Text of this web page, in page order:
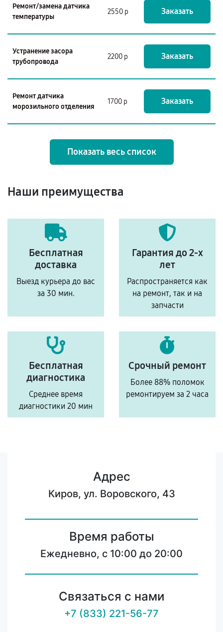
Ремонт/замена датчика
температуры
2550 р Заказать
Устранение засора
трубопровода
2200 р Заказать
Ремонт датчика
морозильного отделения
1700 р Заказать
Показать весь список
Наши преимущества
Бесплатная
доставка
Выезд курьера до вас
за 30 мин.
Гарантия до 2-х
лет
Распространяется как
на ремонт, так и на
запчасти
Бесплатная
диагностика
Среднее время
диагностики 20 мин
Срочный ремонт
Более 88% поломок
ремонтируем за 2 часа
Адрес
Киров, ул. Воровского, 43
Время работы
Ежедневно, с 10:00 до 20:00
Связаться с нами
+7 (833) 221-56-77